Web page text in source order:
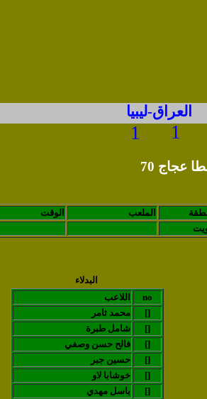
العراق-ليبيا
الوقت الملعب
البدلاء
1
1
عجاج 70
اللاعب
no
محمد ثامر
[]
شامل طبرة
[]
فالح حسن وصفي
[]
حسين جبر
[]
خوشابا لاو
[]
باسل مهدي
[]